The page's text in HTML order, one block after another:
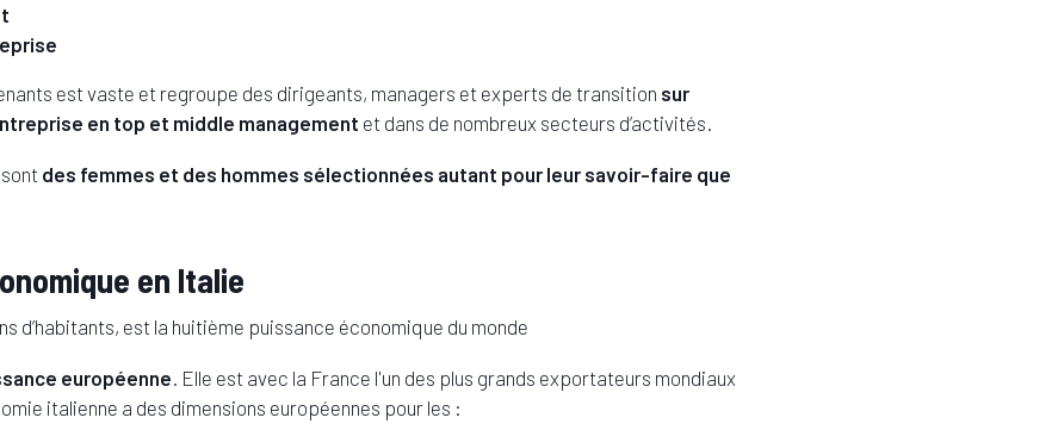
est vaste et regroupe des dirigeants, managers et experts de transition sur
en top et middle management et dans de nombreux secteurs d’activités.
des femmes et des hommes sélectionnées autant pour leur savoir-faire que
en Italie
d’habitants, est la huitième puissance économique du monde
européenne . Elle est avec la France l'un des plus grands exportateurs mondiaux
italienne a des dimensions européennes pour les :